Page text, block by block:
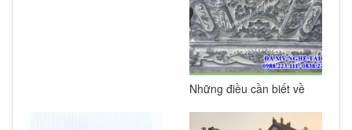
Những điều cần biết về